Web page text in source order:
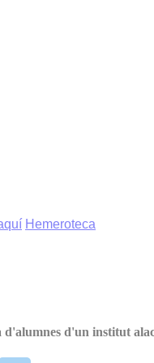
Hemeroteca
d'un institut